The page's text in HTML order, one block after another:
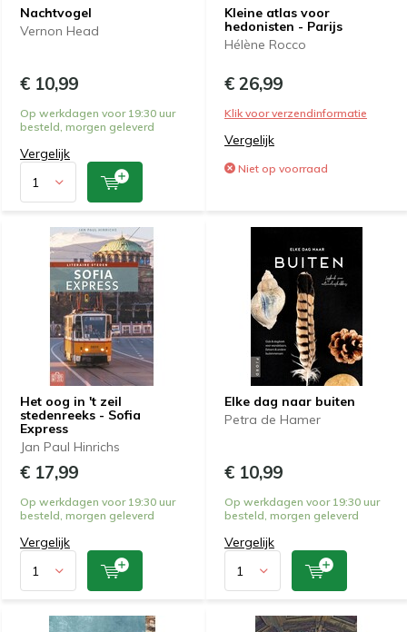
Nachtvogel
Vernon Head
€ 10,99
Op werkdagen voor 19:30 uur
besteld, morgen geleverd
Vergelijk
Kleine atlas voor
hedonisten - Parijs
Hélène Rocco
€ 26,99
Klik voor verzendinformatie
Vergelijk
Niet op voorraad
Het oog in 't zeil
stedenreeks - Sofia
Express
Jan Paul Hinrichs
€ 17,99
Op werkdagen voor 19:30 uur
besteld, morgen geleverd
Vergelijk
Elke dag naar buiten
Petra de Hamer
€ 10,99
Op werkdagen voor 19:30 uur
besteld, morgen geleverd
Vergelijk